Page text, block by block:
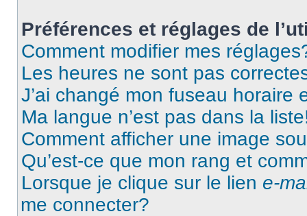
Préférences et réglages de
Comment modifier mes
Les heures ne sont pas
J’ai changé mon fuseau horaire
Ma langue n’est pas dans la
Comment afficher une image
Qu’est-ce que mon rang et
Lorsque je clique sur le lien e-
me connecter?